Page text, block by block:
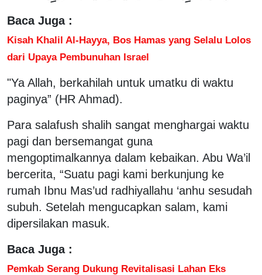
Baca Juga :
Kisah Khalil Al-Hayya, Bos Hamas yang Selalu Lolos
dari Upaya Pembunuhan Israel
"Ya Allah, berkahilah untuk umatku di waktu
paginya” (HR Ahmad).
Para salafush shalih sangat menghargai waktu
pagi dan bersemangat guna
mengoptimalkannya dalam kebaikan. Abu Wa’il
bercerita, “Suatu pagi kami berkunjung ke
rumah Ibnu Mas’ud radhiyallahu ‘anhu sesudah
subuh. Setelah mengucapkan salam, kami
dipersilakan masuk.
Baca Juga :
Pemkab Serang Dukung Revitalisasi Lahan Eks